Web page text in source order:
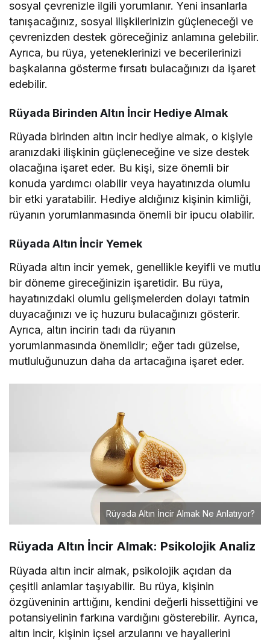
sosyal çevrenizle ilgili yorumlanır. Yeni insanlarla
tanışacağınız, sosyal ilişkilerinizin güçleneceği ve
çevrenizden destek göreceğiniz anlamına gelebilir.
Ayrıca, bu rüya, yeteneklerinizi ve becerilerinizi
başkalarına gösterme fırsatı bulacağınızı da işaret
edebilir.
Rüyada Birinden Altın İncir Hediye Almak
Rüyada birinden altın incir hediye almak, o kişiyle
aranızdaki ilişkinin güçleneceğine ve size destek
olacağına işaret eder. Bu kişi, size önemli bir
konuda yardımcı olabilir veya hayatınızda olumlu
bir etki yaratabilir. Hediye aldığınız kişinin kimliği,
rüyanın yorumlanmasında önemli bir ipucu olabilir.
Rüyada Altın İncir Yemek
Rüyada altın incir yemek, genellikle keyifli ve mutlu
bir döneme gireceğinizin işaretidir. Bu rüya,
hayatınızdaki olumlu gelişmelerden dolayı tatmin
duyacağınızı ve iç huzuru bulacağınızı gösterir.
Ayrıca, altın incirin tadı da rüyanın
yorumlanmasında önemlidir; eğer tadı güzelse,
mutluluğunuzun daha da artacağına işaret eder.
Rüyada Altın İncir Almak Ne Anlatıyor?
Rüyada Altın İncir Almak: Psikolojik Analiz
Rüyada altın incir almak, psikolojik açıdan da
çeşitli anlamlar taşıyabilir. Bu rüya, kişinin
özgüveninin arttığını, kendini değerli hissettiğini ve
potansiyelinin farkına vardığını gösterebilir. Ayrıca,
altın incir, kişinin içsel arzularını ve hayallerini